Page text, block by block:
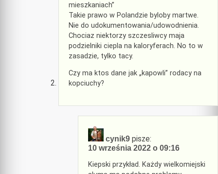
mieszkaniach”
Takie prawo w Polandzie byloby martwe.
Nie do udokumentowania/udowodnienia.
Chociaz niektorzy szczesliwcy maja
podzielniki ciepla na kaloryferach. No to w
zasadzie, tylko tacy.
Czy ma ktos dane jak „kapowli” rodacy na
kopciuchy?
cynik9 pisze:
10 września 2022 o 09:16
Kiepski przykład. Każdy wielkomiejski